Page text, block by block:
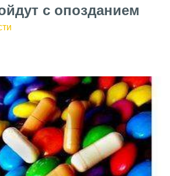
с опозданием